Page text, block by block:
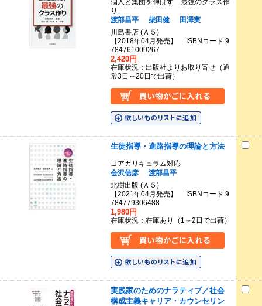
り」
渡部昌平
柴田健
田澤実
川島書店 (Ａ５)
【2018年04月発売】 ISBNコード 9
784761009267
2,420円
在庫状況：出版社よりお取り寄せ（通
常3日～20日で出荷）
生徒指導・進路指導の理論と方法
コアカリキュラム対応
会沢信彦
渡部昌平
北樹出版 (Ａ５)
【2021年04月発売】 ISBNコード 9
784779306488
1,980円
在庫状況：在庫あり（1～2日で出荷）
実践家のためのナラティブ／社会
構成主義キャリア・カウンセリン